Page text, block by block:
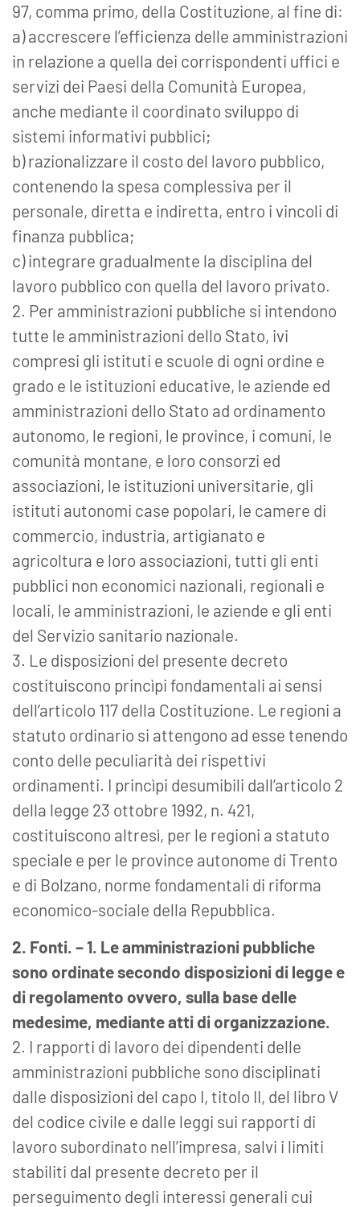
97, comma primo, della Costituzione, al fine di:
a) accrescere l’efficienza delle amministrazioni
in relazione a quella dei corrispondenti uffici e
servizi dei Paesi della Comunità Europea,
anche mediante il coordinato sviluppo di
sistemi informativi pubblici;
b) razionalizzare il costo del lavoro pubblico,
contenendo la spesa complessiva per il
personale, diretta e indiretta, entro i vincoli di
finanza pubblica;
c) integrare gradualmente la disciplina del
lavoro pubblico con quella del lavoro privato.
2. Per amministrazioni pubbliche si intendono
tutte le amministrazioni dello Stato, ivi
compresi gli istituti e scuole di ogni ordine e
grado e le istituzioni educative, le aziende ed
amministrazioni dello Stato ad ordinamento
autonomo, le regioni, le province, i comuni, le
comunità montane, e loro consorzi ed
associazioni, le istituzioni universitarie, gli
istituti autonomi case popolari, le camere di
commercio, industria, artigianato e
agricoltura e loro associazioni, tutti gli enti
pubblici non economici nazionali, regionali e
locali, le amministrazioni, le aziende e gli enti
del Servizio sanitario nazionale.
3. Le disposizioni del presente decreto
costituiscono princìpi fondamentali ai sensi
dell’articolo 117 della Costituzione. Le regioni a
statuto ordinario si attengono ad esse tenendo
conto delle peculiarità dei rispettivi
ordinamenti. I princìpi desumibili dall’articolo 2
della legge 23 ottobre 1992, n. 421,
costituiscono altresì, per le regioni a statuto
speciale e per le province autonome di Trento
e di Bolzano, norme fondamentali di riforma
economico-sociale della Repubblica.
2. Fonti. – 1. Le amministrazioni pubbliche
sono ordinate secondo disposizioni di legge e
di regolamento ovvero, sulla base delle
medesime, mediante atti di organizzazione.
2. I rapporti di lavoro dei dipendenti delle
amministrazioni pubbliche sono disciplinati
dalle disposizioni del capo I, titolo II, del libro V
del codice civile e dalle leggi sui rapporti di
lavoro subordinato nell’impresa, salvi i limiti
stabiliti dal presente decreto per il
perseguimento degli interessi generali cui